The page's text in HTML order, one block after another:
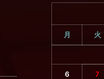
月 火
6 7